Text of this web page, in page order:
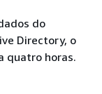
do
Directory, o
quatro horas.